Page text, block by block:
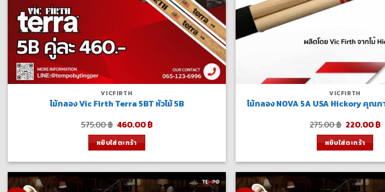
VICFIRTH
ไม้กลอง Vic Firth Terra 5BT หัวไม้ 5B
575.00฿ Original
price
was:
575.00 ฿.
460.00฿Current
หยิบใส่ตะกร้า
VICFIRTH
ไม้กลอง NOVA 5A USA Hickory คุณ
275.00฿ Original
price
was:
275.00 ฿.
220.00฿
หยิบใส่ตะกร้า